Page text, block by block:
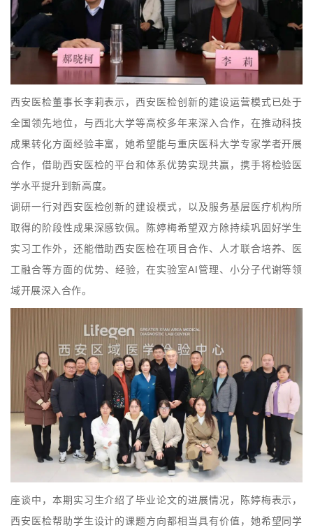
西安医检董事长李莉表示，西安医检创新的建设运营模式已处于
全国领先地位，与西北大学等高校多年来深入合作，在推动科技
成果转化方面经验丰富，她希望能与重庆医科大学专家学者开展
合作，借助西安医检的平台和体系优势实现共赢，携手将检验医
学水平提升到新高度。
调研一行对西安医检创新的建设模式，以及服务基层医疗机构所
取得的阶段性成果深感钦佩。陈婷梅希望双方除持续巩固好学生
实习工作外，还能借助西安医检在项目合作、人才联合培养、医
工融合等方面的优势、经验，在实验室AI管理、小分子代谢等领
域开展深入合作。
座谈中，本期实习生介绍了毕业论文的进展情况，陈婷梅表示，
西安医检帮助学生设计的课题方向都相当具有价值，她希望同学